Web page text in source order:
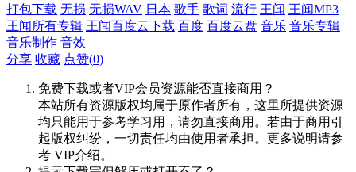
打包下载 无损 无损WAV 日本 歌手 歌词 流行 王闻 王闻MP3
王闻所有专辑 王闻百度云下载 百度 百度云盘 音乐 音乐专辑
音乐制作 音效
分享 收藏 点赞(0)
免费下载或者VIP会员资源能否直接商用？
本站所有资源版权均属于原作者所有，这里所提供资源
均只能用于参考学习用，请勿直接商用。若由于商用引
起版权纠纷，一切责任均由使用者承担。更多说明请参
考 VIP介绍。